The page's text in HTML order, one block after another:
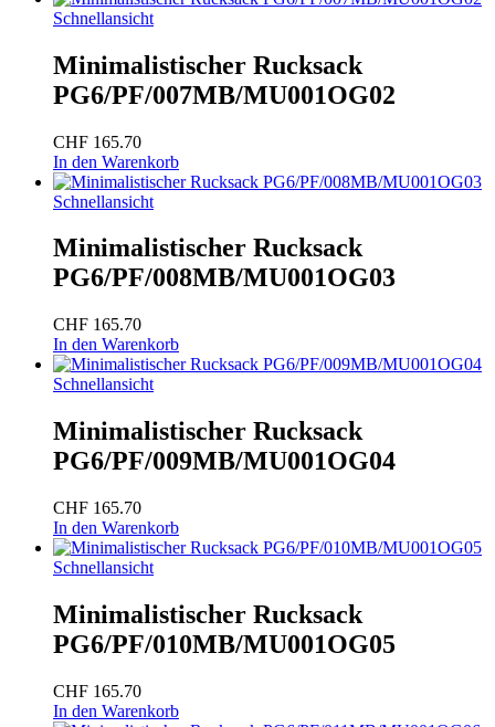
Schnellansicht
Minimalistischer Rucksack
PG6/PF/007MB/MU001OG02
CHF 165.70
In den Warenkorb
Schnellansicht
Minimalistischer Rucksack
PG6/PF/008MB/MU001OG03
CHF 165.70
In den Warenkorb
Schnellansicht
Minimalistischer Rucksack
PG6/PF/009MB/MU001OG04
CHF 165.70
In den Warenkorb
Schnellansicht
Minimalistischer Rucksack
PG6/PF/010MB/MU001OG05
CHF 165.70
In den Warenkorb